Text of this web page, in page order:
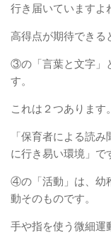
行き届いていますよ
高得点が期待できる
③の「言葉と文字」
す。
これは２つあります。
「保育者による読
に行き易い環境」で
④の「活動」は、幼
動そのものです。
手や指を使う微細運